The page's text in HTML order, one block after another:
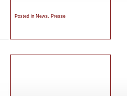
Posted in News, Presse